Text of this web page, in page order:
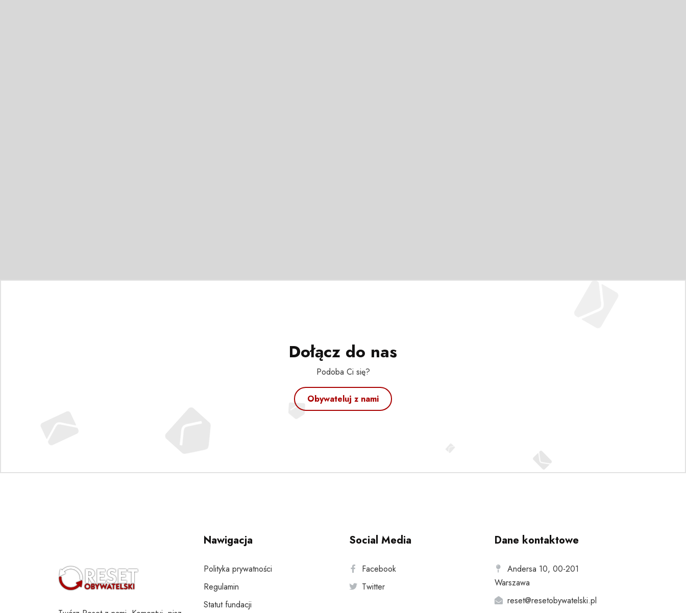
Dołącz do nas
Podoba Ci się?
Obywateluj z nami
Nawigacja
Polityka prywatności
Regulamin
Statut fundacji
Social Media
Facebook
Twitter
Dane kontaktowe
Andersa 10, 00-201
Warszawa
reset@resetobywatelski.pl